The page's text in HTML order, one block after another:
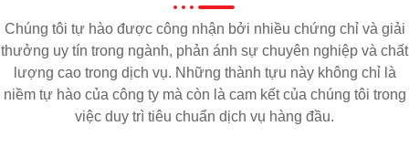
Chúng tôi tự hào được công nhận bởi nhiều chứng chỉ và giải
thưởng uy tín trong ngành, phản ánh sự chuyên nghiệp và chất
lượng cao trong dịch vụ. Những thành tựu này không chỉ là
niềm tự hào của công ty mà còn là cam kết của chúng tôi trong
việc duy trì tiêu chuẩn dịch vụ hàng đầu.